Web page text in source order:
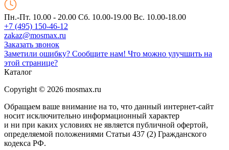
Пн.-Пт. 10.00 - 20.00 Сб. 10.00-19.00 Вс. 10.00-18.00
+7 (495) 150-46-12
zakaz@mosmax.ru
Заказать звонок
Заметили ошибку? Сообщите нам! Что можно улучшить на
этой странице?
Каталог
Copyright © 2026 mosmax.ru
Обращаем ваше внимание на то, что данный интернет-сайт
носит исключительно информационный характер
и ни при каких условиях не является публичной офертой,
определяемой положениями Статьи 437 (2) Гражданского
кодекса РФ.